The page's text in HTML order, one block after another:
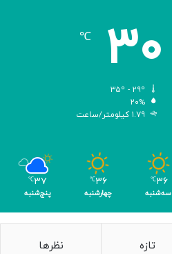
۳۰ ℃
۲۰%
۱.۷۹ کیلومتر/ساعت
۳۶℃
سه‌شنبه
۳۶℃
چهارشنبه
۳۷℃
پنج‌شنبه
تازه نظرها